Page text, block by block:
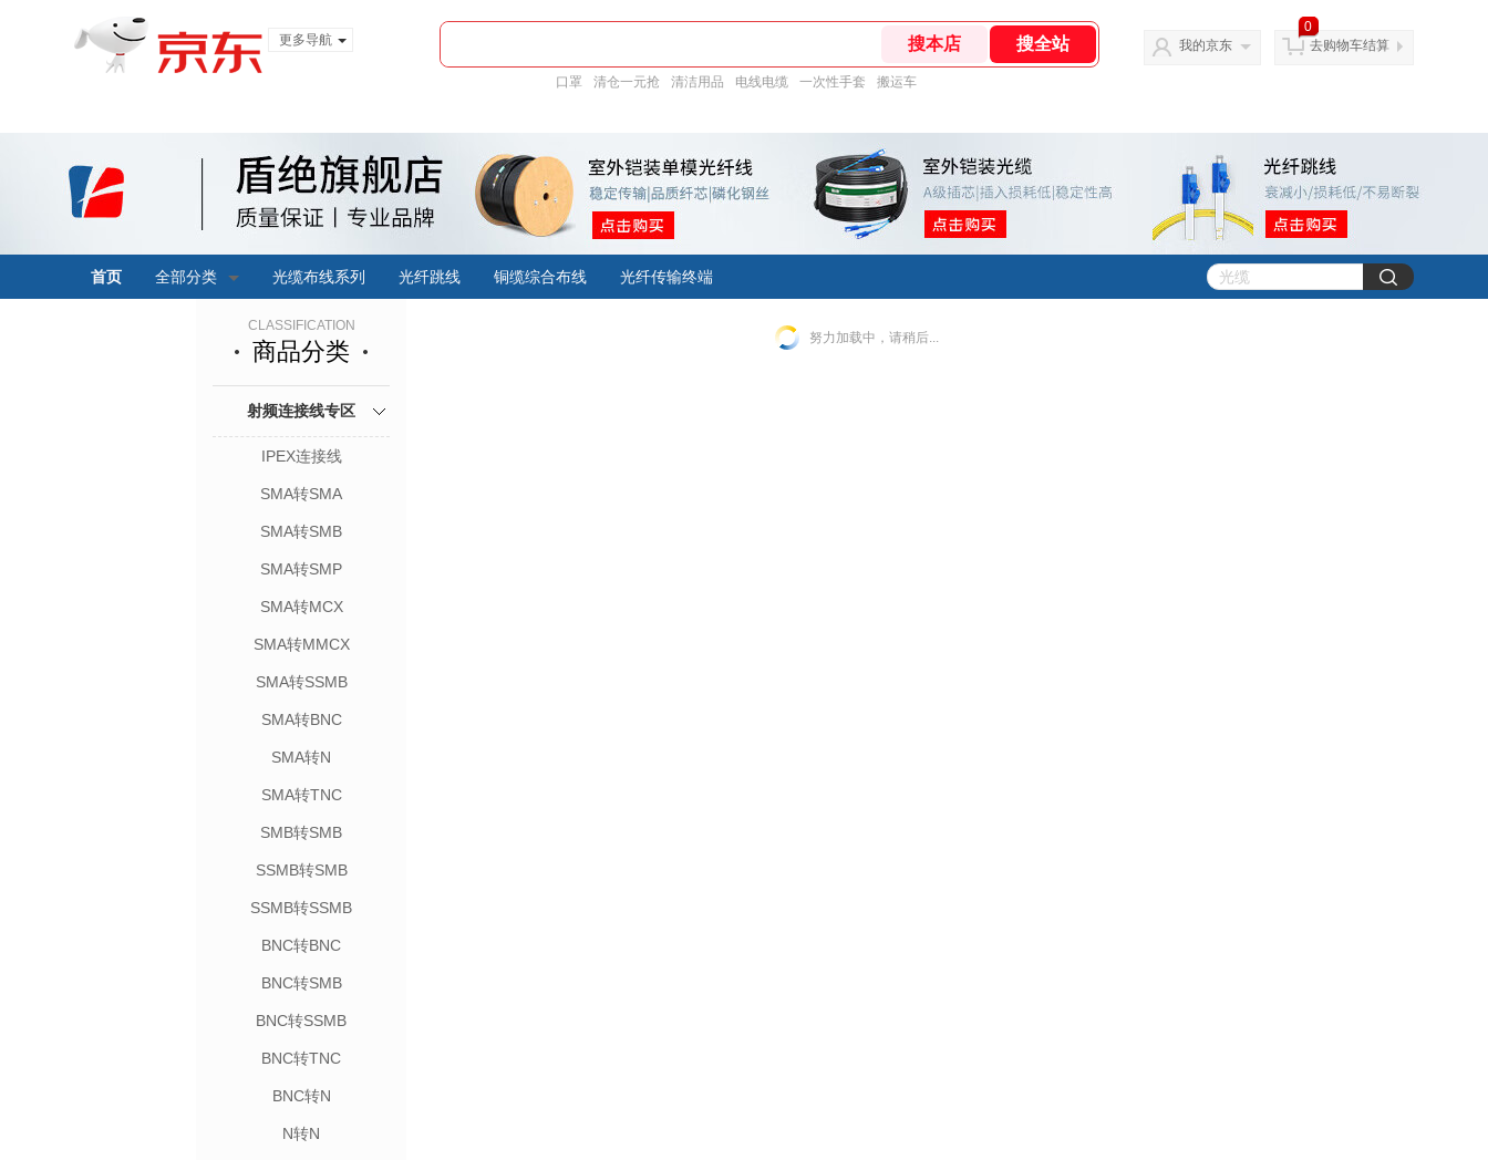
更多导航
口罩 清仓一元抢 清洁用品 电线电缆 一次性手套 搬运车
我的京东
0
去购物车结算
首页 全部分类 光缆布线系列 光纤跳线 铜缆综合布线 光纤传输终端
CLASSIFICATION
商品分类
射频连接线专区
IPEX连接线
SMA转SMA
SMA转SMB
SMA转SMP
SMA转MCX
SMA转MMCX
SMA转SSMB
SMA转BNC
SMA转N
SMA转TNC
SMB转SMB
SSMB转SMB
SSMB转SSMB
BNC转BNC
BNC转SMB
BNC转SSMB
BNC转TNC
BNC转N
N转N
努力加载中，请稍后...